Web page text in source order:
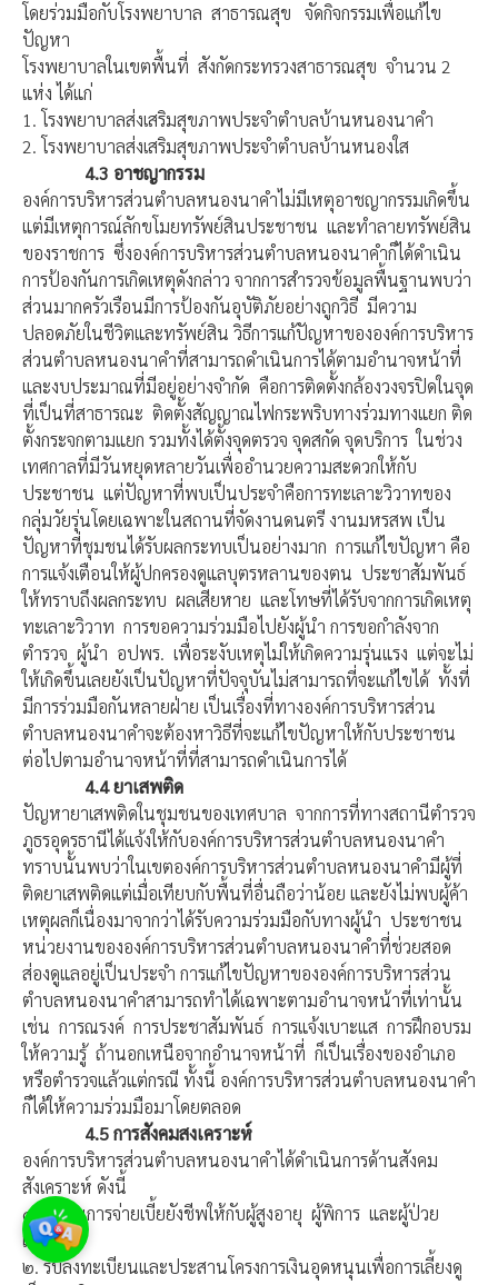
โดยร่วมมือกับโรงพยาบาล สาธารณสุข จัดกิจกรรมเพื่อแก้ไข
ปัญหา
โรงพยาบาลในเขตพื้นที่ สังกัดกระทรวงสาธารณสุข จำนวน 2
แห่ง ได้แก่
1. โรงพยาบาลส่งเสริมสุขภาพประจำตำบลบ้านหนองนาคำ
2. โรงพยาบาลส่งเสริมสุขภาพประจำตำบลบ้านหนองใส
4.3 อาชญากรรม
องค์การบริหารส่วนตำบลหนองนาคำไม่มีเหตุอาชญากรรมเกิดขึ้น
แต่มีเหตุการณ์ลักขโมยทรัพย์สินประชาชน และทำลายทรัพย์สิน
ของราชการ ซึ่งองค์การบริหารส่วนตำบลหนองนาคำก็ได้ดำเนิน
การป้องกันการเกิดเหตุดังกล่าว จากการสำรวจข้อมูลพื้นฐานพบว่า
ส่วนมากครัวเรือนมีการป้องกันอุบัติภัยอย่างถูกวิธี มีความ
ปลอดภัยในชีวิตและทรัพย์สิน วิธีการแก้ปัญหาขององค์การบริหาร
ส่วนตำบลหนองนาคำที่สามารถดำเนินการได้ตามอำนาจหน้าที่
และงบประมาณที่มีอยู่อย่างจำกัด คือการติดตั้งกล้องวงจรปิดในจุด
ที่เป็นที่สาธารณะ ติดตั้งสัญญาณไฟกระพริบทางร่วมทางแยก ติด
ตั้งกระจกตามแยก รวมทั้งได้ตั้งจุดตรวจ จุดสกัด จุดบริการ ในช่วง
เทศกาลที่มีวันหยุดหลายวันเพื่ออำนวยความสะดวกให้กับ
ประชาชน แต่ปัญหาที่พบเป็นประจำคือการทะเลาะวิวาทของ
กลุ่มวัยรุ่นโดยเฉพาะในสถานที่จัดงานดนตรี งานมหรสพ เป็น
ปัญหาที่ชุมชนได้รับผลกระทบเป็นอย่างมาก การแก้ไขปัญหา คือ
การแจ้งเตือนให้ผู้ปกครองดูแลบุตรหลานของตน ประชาสัมพันธ์
ให้ทราบถึงผลกระทบ ผลเสียหาย และโทษที่ได้รับจากการเกิดเหตุ
ทะเลาะวิวาท การขอความร่วมมือไปยังผู้นำ การขอกำลังจาก
ตำรวจ ผู้นำ อปพร. เพื่อระงับเหตุไม่ให้เกิดความรุ่นแรง แต่จะไม่
ให้เกิดขึ้นเลยยังเป็นปัญหาที่ปัจจุบันไม่สามารถที่จะแก้ไขได้ ทั้งที่
มีการร่วมมือกันหลายฝ่าย เป็นเรื่องที่ทางองค์การบริหารส่วน
ตำบลหนองนาคำจะต้องหาวิธีที่จะแก้ไขปัญหาให้กับประชาชน
ต่อไปตามอำนาจหน้าที่ที่สามารถดำเนินการได้
4.4ยาเสพติด
ปัญหายาเสพติดในชุมชนของเทศบาล จากการที่ทางสถานีตำรวจ
ภูธรอุดรธานีได้แจ้งให้กับองค์การบริหารส่วนตำบลหนองนาคำ
ทราบนั้นพบว่าในเขตองค์การบริหารส่วนตำบลหนองนาคำมีผู้ที่
ติดยาเสพติดแต่เมื่อเทียบกับพื้นที่อื่นถือว่าน้อย และยังไม่พบผู้ค้า
เหตุผลก็เนื่องมาจากว่าได้รับความร่วมมือกับทางผู้นำ ประชาชน
หน่วยงานขององค์การบริหารส่วนตำบลหนองนาคำที่ช่วยสอด
ส่องดูแลอยู่เป็นประจำ การแก้ไขปัญหาขององค์การบริหารส่วน
ตำบลหนองนาคำสามารถทำได้เฉพาะตามอำนาจหน้าที่เท่านั้น
เช่น การณรงค์ การประชาสัมพันธ์ การแจ้งเบาะแส การฝึกอบรม
ให้ความรู้ ถ้านอกเหนือจากอำนาจหน้าที่ ก็เป็นเรื่องของอำเภอ
หรือตำรวจแล้วแต่กรณี ทั้งนี้ องค์การบริหารส่วนตำบลหนองนาคำ
ก็ได้ให้ความร่วมมือมาโดยตลอด
4.5การสังคมสงเคราะห์
องค์การบริหารส่วนตำบลหนองนาคำได้ดำเนินการด้านสังคม
สังเคราะห์ ดังนี้
๑.ดำเนินการจ่ายเบี้ยยังชีพให้กับผู้สูงอายุ ผู้พิการ และผู้ป่วย
เอดส์
๒. รับลงทะเบียนและประสานโครงการเงินอุดหนุนเพื่อการเลี้ยงดู